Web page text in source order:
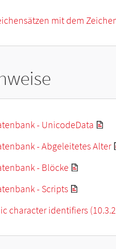
mit dem
- UnicodeData
- Abgeleitetes Alter
- Blöcke
- Scripts
character identifiers